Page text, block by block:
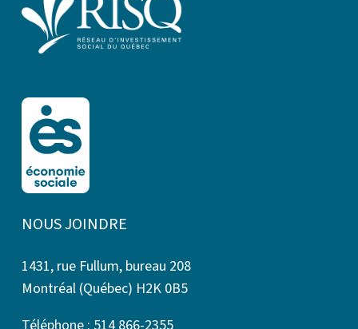
NOUS JOINDRE
1431, rue Fullum, bureau 208
Montréal (Québec) H2K 0B5